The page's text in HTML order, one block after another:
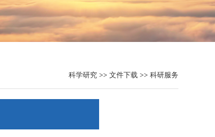
科学研究 >> 文件下载 >> 科研服务